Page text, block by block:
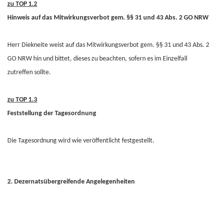
zu TOP 1.2
Hinweis auf das Mitwirkungsverbot gem. §§ 31 und 43 Abs. 2 GO NRW
Herr Diekneite weist auf das Mitwirkungsverbot gem. §§ 31 und 43 Abs. 2
GO NRW hin und bittet, dieses zu beachten, sofern es im Einzelfall
zutreffen sollte.
zu TOP 1.3
Feststellung der Tagesordnung
Die Tagesordnung wird wie veröffentlicht festgestellt.
2. Dezernatsübergreifende Angelegenheiten